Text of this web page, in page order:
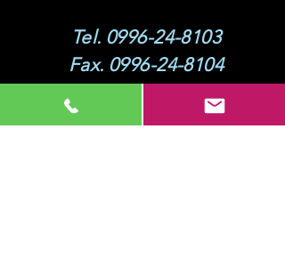
Tel. 0996-24-8103
Fax. 0996-24-8104